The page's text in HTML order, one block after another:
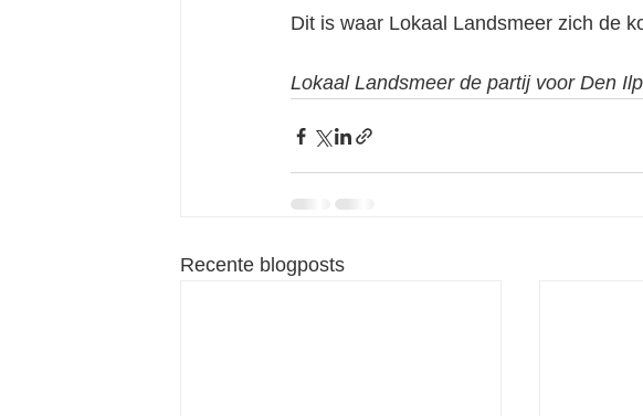
Dit is waar Lokaal Landsmeer zich de
Lokaal Landsmeer de partij voor Den
Recente blogposts